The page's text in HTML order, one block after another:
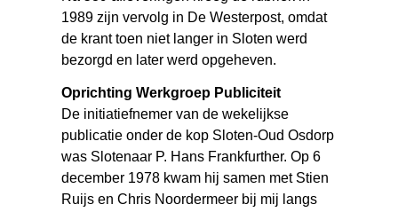
1989 zijn vervolg in De Westerpost, omdat
de krant toen niet langer in Sloten werd
bezorgd en later werd opgeheven.
Oprichting Werkgroep Publiciteit
De initiatiefnemer van de wekelijkse
publicatie onder de kop Sloten-Oud Osdorp
was Slotenaar P. Hans Frankfurther. Op 6
december 1978 kwam hij samen met Stien
Ruijs en Chris Noordermeer bij mij langs